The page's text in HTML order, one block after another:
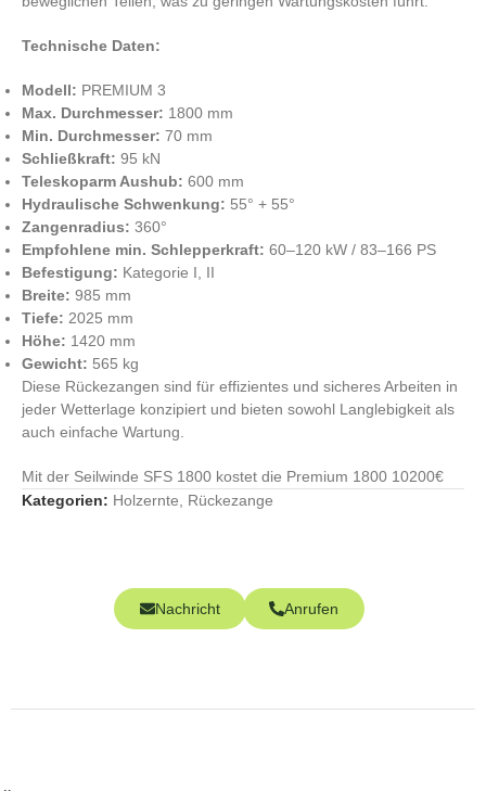
Technische Daten:
Modell: PREMIUM 3
Max. Durchmesser: 1800 mm
Min. Durchmesser: 70 mm
Schließkraft: 95 kN
Teleskoparm Aushub: 600 mm
Hydraulische Schwenkung: 55° + 55°
Zangenradius: 360°
Empfohlene min. Schlepperkraft: 60–120 kW / 83–166 PS
Befestigung: Kategorie I, II
Breite: 985 mm
Tiefe: 2025 mm
Höhe: 1420 mm
Gewicht: 565 kg
Diese Rückezangen sind für effizientes und sicheres Arbeiten in
jeder Wetterlage konzipiert und bieten sowohl Langlebigkeit als
auch einfache Wartung.
Mit der Seilwinde SFS 1800 kostet die Premium 1800 10200€
Kategorien: Holzernte, Rückezange
Nachricht Anrufen